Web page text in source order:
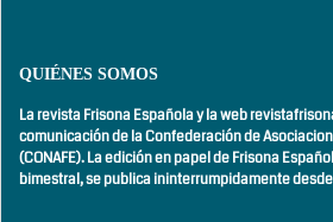
QUIÉNES SOMOS
La revista Frisona Española y la web
comunicación de la Confederación de
(CONAFE). La edición en papel de Frisona
bimestral,se publica ininterrumpidamente desde